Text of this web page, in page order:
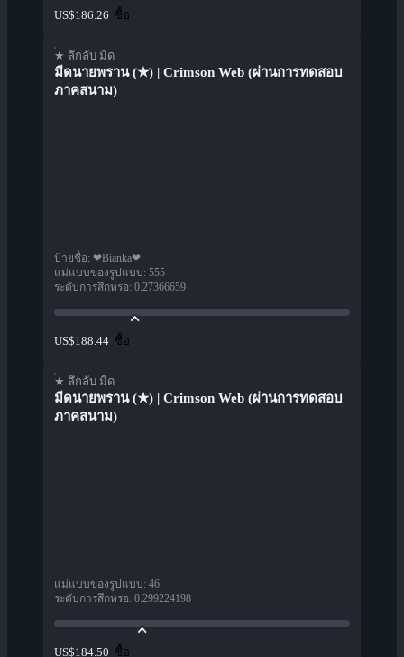
US$186.26 ซื้อ
★ ลึกลับ มีด
มีดนายพราน (★) | Crimson Web (ผ่านการทดสอบ
ภาคสนาม)
ป้ายชื่อ: ❤Bianka❤
แม่แบบของรูปแบบ: 555
ระดับการสึกหรอ: 0.27366659
US$188.44 ซื้อ
★ ลึกลับ มีด
มีดนายพราน (★) | Crimson Web (ผ่านการทดสอบ
ภาคสนาม)
แม่แบบของรูปแบบ: 46
ระดับการสึกหรอ: 0.299224198
US$184.50 ซื้อ